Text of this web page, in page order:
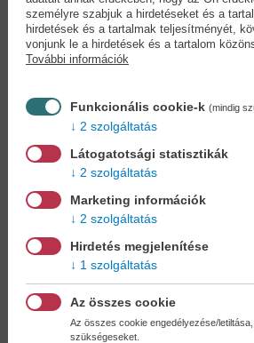
Hermelines subák,
vízjeles...
Bilkei Irén
személyre szabjuk a hirdetéseket és a
hirdetések és a tartalmak teljesítményét,
vonjunk le a hirdetések és a tartalom
További információk
Funkcionális cookie-k (mindig
2 szolgáltatás
Látogatotsági statisztikák
2 szolgáltatás
Marketing információk
2 szolgáltatás
Hirdetés megjelenítése
1 szolgáltatás
Az összes cookie
Az összes cookie engedélyezése/
szükségeseket.